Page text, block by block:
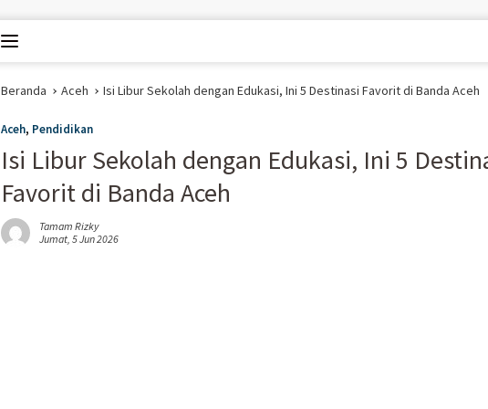
Beranda Aceh Isi Libur Sekolah dengan Edukasi, Ini 5 Destinasi Favorit di Banda Aceh
Aceh, Pendidikan
Isi Libur Sekolah dengan Edukasi, Ini 5
Favorit di Banda Aceh
Tamam Rizky
Jumat, 5 Jun 2026